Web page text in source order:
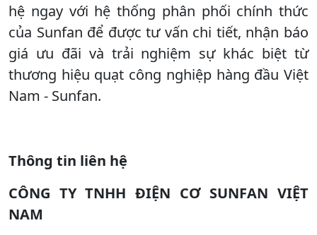
hệ ngay với hệ thống phân phối chính thức
của Sunfan để được tư vấn chi tiết, nhận báo
giá ưu đãi và trải nghiệm sự khác biệt từ
thương hiệu quạt công nghiệp hàng đầu Việt
Nam - Sunfan.
Thông tin liên hệ
CÔNG TY TNHH ĐIỆN CƠ SUNFAN VIỆT
NAM